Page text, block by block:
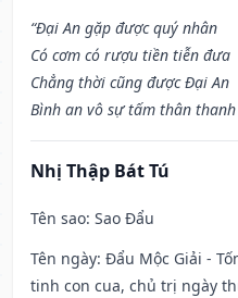
“Đại An gặp được quý nhân
Có cơm có rượu tiền tiễn đưa
Chẳng thời cũng được Đại An
Bình an vô sự tấm thân thanh
Nhị Thập Bát Tú
Tên sao: Sao Đẩu
Tên ngày: Đẩu Mộc Giải -
tinh con cua, chủ trị ngày